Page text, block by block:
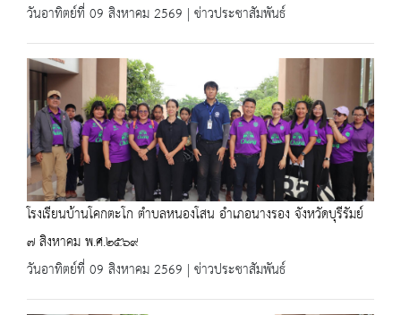
วันอาทิตย์ที่ 09 สิงหาคม 2569 | ข่าวประชาสัมพันธ์
โรงเรียนบ้านโคกตะโก ตำบลหนองโสน อำเภอนางรอง จังหวัดบุรีรัมย์
๗ สิงหาคม พ.ศ.๒๕๖๙
วันอาทิตย์ที่ 09 สิงหาคม 2569 | ข่าวประชาสัมพันธ์